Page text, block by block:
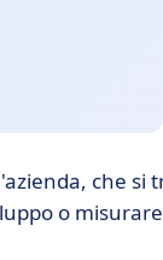
che si
o